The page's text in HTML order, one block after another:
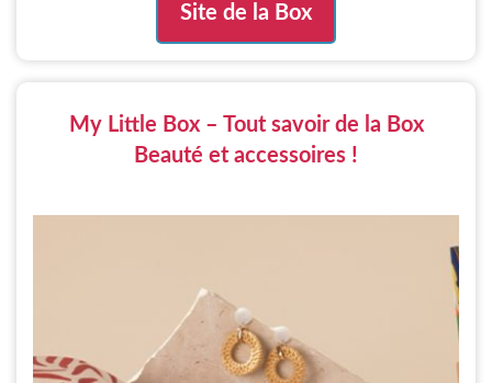
Site de la Box
My Little Box – Tout savoir de la Box
Beauté et accessoires !